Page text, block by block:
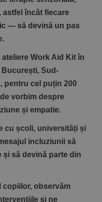
astfel încât fiecare
— să devină un pas
Work Aid Kit în
București, Sud-
pentru cel puțin 200
vorbim despre
și empatie.
cu școli, universități și
incluziunii să
și să devină parte din
copiilor, observăm
și ne